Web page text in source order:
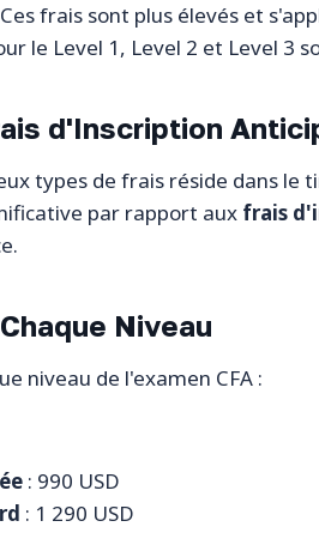
frais sont plus élevés et
le Level 1, Level 2 et Level 3
d'Inscription
types de frais réside dans le
par rapport aux frais
Niveau
niveau de l'examen CFA :
: 990 USD
: 1 290 USD